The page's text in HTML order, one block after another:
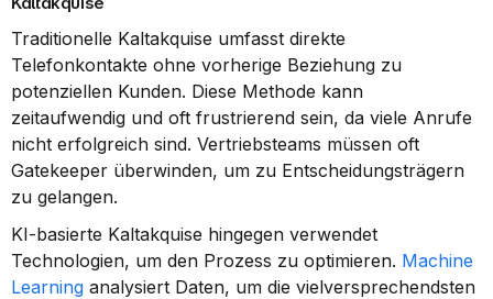
Traditionelle Kaltakquise umfasst direkte
Telefonkontakte ohne vorherige Beziehung zu
potenziellen Kunden. Diese Methode kann
zeitaufwendig und oft frustrierend sein, da viele Anrufe
nicht erfolgreich sind. Vertriebsteams müssen oft
Gatekeeper überwinden, um zu Entscheidungsträgern
zu gelangen.
KI-basierte Kaltakquise hingegen verwendet
Technologien, um den Prozess zu optimieren. Machine
Learning analysiert Daten, um die vielversprechendsten